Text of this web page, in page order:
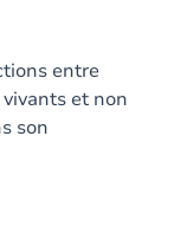
entre
et non
son